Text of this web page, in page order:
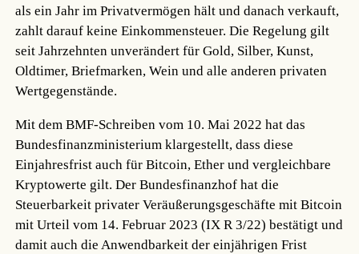
als ein Jahr im Privatvermögen hält und danach verkauft,
zahlt darauf keine Einkommensteuer. Die Regelung gilt
seit Jahrzehnten unverändert für Gold, Silber, Kunst,
Oldtimer, Briefmarken, Wein und alle anderen privaten
Wertgegenstände.
Mit dem BMF-Schreiben vom 10. Mai 2022 hat das
Bundesfinanzministerium klargestellt, dass diese
Einjahresfrist auch für Bitcoin, Ether und vergleichbare
Kryptowerte gilt. Der Bundesfinanzhof hat die
Steuerbarkeit privater Veräußerungsgeschäfte mit Bitcoin
mit Urteil vom 14. Februar 2023 (IX R 3/22) bestätigt und
damit auch die Anwendbarkeit der einjährigen Frist